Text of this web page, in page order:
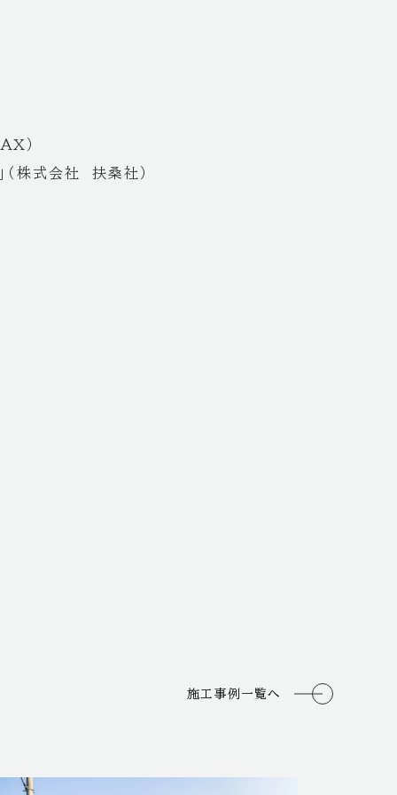
）
株式会社 扶桑社）
施工事例一覧へ